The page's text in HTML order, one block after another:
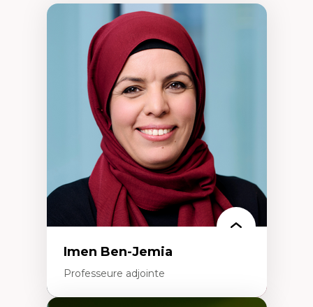
Imen Ben-Jemia
Professeure adjointe